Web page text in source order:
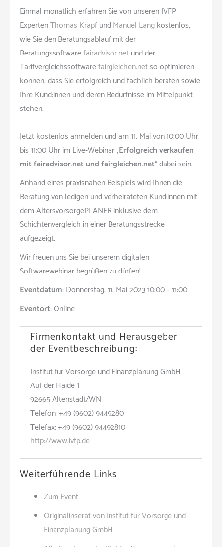
Einmal monatlich erfahren Sie von unseren IVFP
ExpertenThomas KrapfundManuel Langkostenlos,
wie Sie den Beratungsablauf mit der
Beratungssoftwarefairadvisor.netund der
Tarifvergleichssoftwarefairgleichen.netso optimieren
können, dass Sie erfolgreich und fachlich beraten sowie
Ihre Kund:innen und deren Bedürfnisse im Mittelpunkt
stehen.
Jetzt kostenlos anmelden und am 11. Mai von 10:00 Uhr
bis 11:00 Uhr im Live-Webinar „Erfolgreich verkaufen
mit fairadvisor.net und fairgleichen.net“ dabei sein.
Anhand eines praxisnahen Beispiels wird Ihnen die
Beratung von ledigen und verheirateten Kund:innen mit
dem AltersvorsorgePLANER inklusive dem
Schichtenvergleich in einer Beratungsstrecke
aufgezeigt.
Wir freuen uns Sie bei unserem digitalen
Softwarewebinar begrüßen zu dürfen!
Eventdatum:Donnerstag, 11. Mai 2023 10:00 – 11:00
Eventort:Online
Firmenkontakt und Herausgeber
der Eventbeschreibung:
Institut für Vorsorge und Finanzplanung GmbH
Auf der Haide 1
92665 Altenstadt/WN
Telefon: +49 (9602) 9449280
Telefax: +49 (9602) 94492810
http://www.ivfp.de
Weiterführende Links
Zum Event
Originalinserat von Institut für Vorsorge und
Finanzplanung GmbH